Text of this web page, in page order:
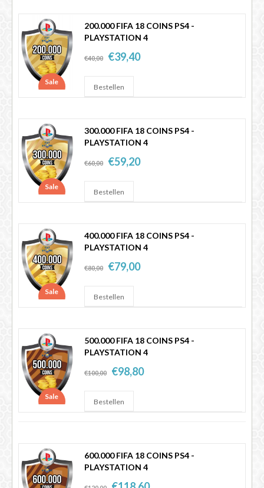
Sale
200.000 FIFA 18 COINS PS4 -
PLAYSTATION 4
€40,00 €39,40
Sale
300.000 FIFA 18 COINS PS4 -
PLAYSTATION 4
€60,00 €59,20
Sale
400.000 FIFA 18 COINS PS4 -
PLAYSTATION 4
€80,00 €79,00
Sale
500.000 FIFA 18 COINS PS4 -
PLAYSTATION 4
€100,00 €98,80
600.000 FIFA 18 COINS PS4 -
PLAYSTATION 4